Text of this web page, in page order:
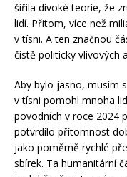
šířila divoké teorie, že
lidí. Přitom, více než
v tísni. A ten značnou
čistě politicky vlivových
Aby bylo jasno, musím
v tísni pomohl mnoha
povodních v roce 2024
potvrdilo přítomnost
jako poměrně rychlé
sbírek. Ta humanitární